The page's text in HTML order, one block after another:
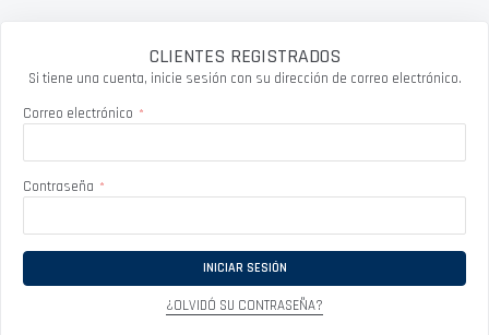
CLIENTES REGISTRADOS
Si tiene una cuenta, inicie sesión con su dirección de correo electrónico.
Correo electrónico
Contraseña
INICIAR SESIÓN
¿OLVIDÓ SU CONTRASEÑA?